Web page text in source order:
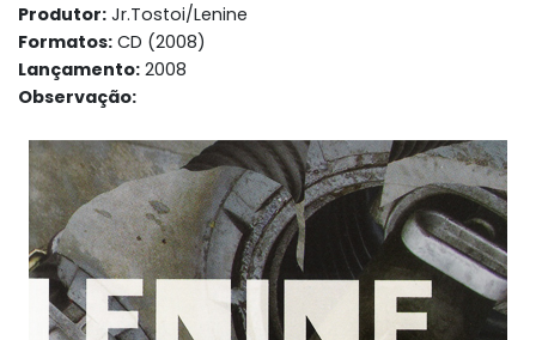
Produtor: Jr.Tostoi/Lenine
Formatos: CD (2008)
Lançamento: 2008
Observação: